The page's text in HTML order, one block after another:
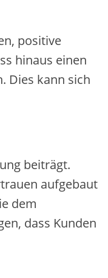
positive
hinaus einen
Dies kann sich
beiträgt.
aufgebaut
dem
dass Kunden